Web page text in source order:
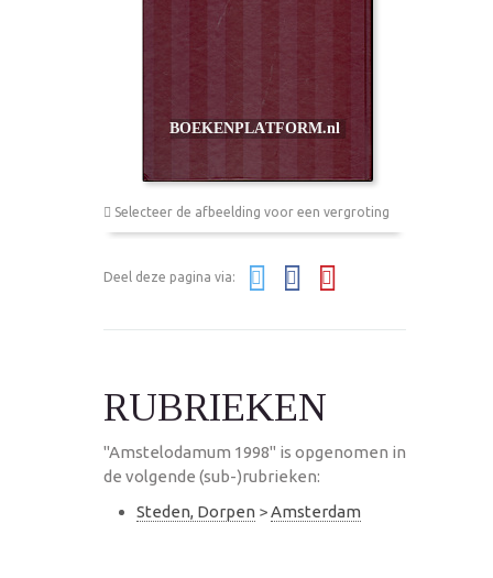
Selecteer de afbeelding voor een vergroting
Deel deze pagina via:
RUBRIEKEN
"Amstelodamum 1998" is opgenomen in
de volgende (sub-)rubrieken:
Steden, Dorpen >Amsterdam